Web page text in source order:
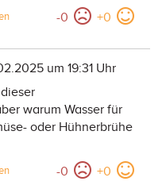
-0 +0
um 19:31 Uhr
warum Wasser für
oder Hühnerbrühe
-0 +0